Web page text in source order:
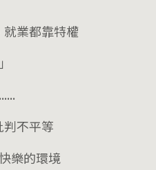
業都靠特權
不平等
樂的環境